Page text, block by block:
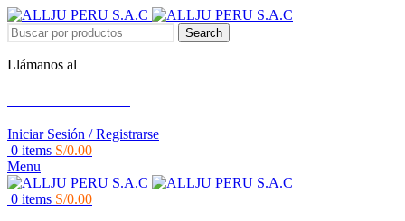
Search
Llámanos al
Iniciar Sesión / Registrarse
0 items S/0.00
Menu
0 items S/0.00